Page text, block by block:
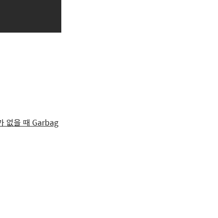
없을 때 Garbag